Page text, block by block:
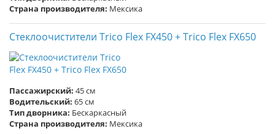
Страна производителя: Мексика
Стеклоочистители Trico Flex FX450 + Trico Flex FX650
Пассажирский: 45 см
Водительский: 65 см
Тип дворника: Бескаркасный
Страна производителя: Мексика